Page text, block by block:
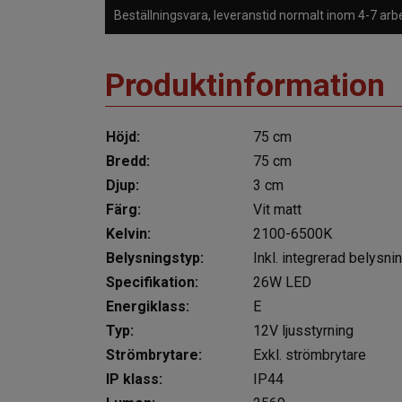
Beställningsvara, leveranstid normalt inom 4-7
Produktinformation
Höjd:
75 cm
Bredd:
75 cm
Djup:
3 cm
Färg:
Vit matt
Kelvin:
2100-6500K
Belysningstyp:
Inkl. integrerad
Specifikation:
26W LED
Energiklass:
E
Typ:
12V ljusstyrning
Strömbrytare:
Exkl. strömbrytare
IP klass:
IP44